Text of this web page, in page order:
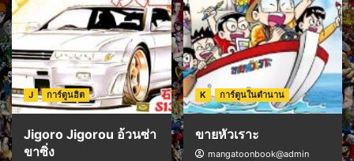
J การ์ตูนฮิต
Jigoro Jigorou อ้วนซ่า
ขาซิ่ง
K การ์ตูนในตำนาน
ขายหัวเราะ
mangatoonbook@admin